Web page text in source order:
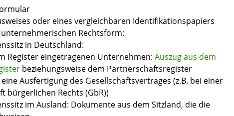
oder eines vergleichbaren Identifikationspapiers
Rechtsform:
in Deutschland:
Register eingetragenen Unternehmen: Auszug aus dem
beziehungsweise dem Partnerschaftsregister
Ausfertigung des Gesellschaftsvertrages (z.B. bei einer
bürgerlichen Rechts (GbR))
im Ausland: Dokumente aus dem Sitzland, die die